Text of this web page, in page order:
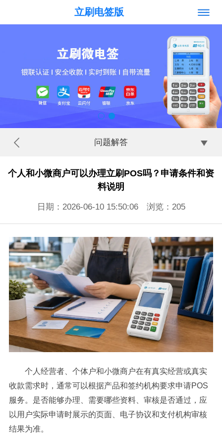
立刷电签版
问题解答
个人和小微商户可以办理立刷POS吗？申请条件和资
料说明
日期：2026-06-10 15:50:06 浏览： 205
个人经营者、个体户和小微商户在有真实经营或真实
收款需求时，通常可以根据产品和签约机构要求申请POS
服务。是否能够办理、需要哪些资料、审核是否通过，应
以用户实际申请时展示的页面、电子协议和支付机构审核
结果为准。